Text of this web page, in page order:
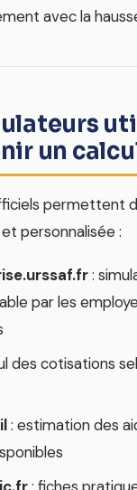
avec la
un
permettent
personnalisée :
:
par les
des cotisations
: estimation des